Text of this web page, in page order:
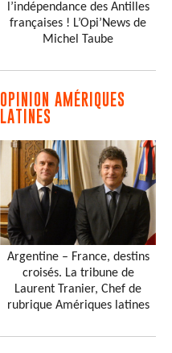
l’indépendance des Antilles
françaises ! L’Opi’News de
Michel Taube
OPINION AMÉRIQUES
LATINES
Argentine – France, destins
croisés. La tribune de
Laurent Tranier, Chef de
rubrique Amériques latines